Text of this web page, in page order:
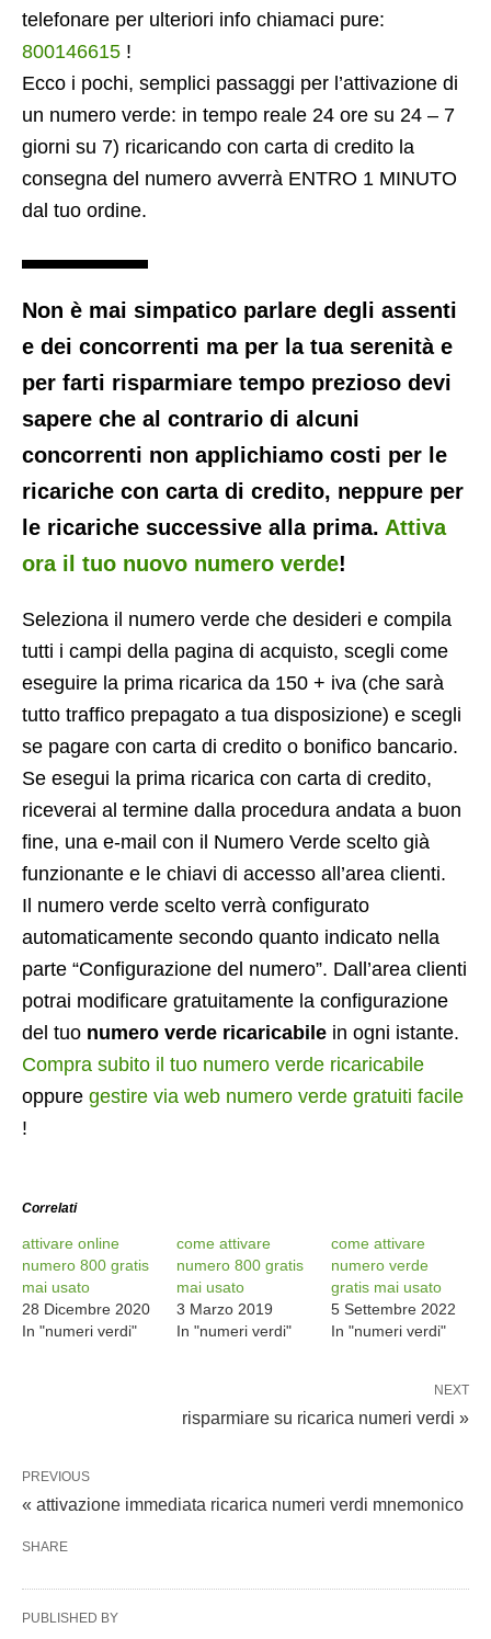
telefonare per ulteriori info chiamaci pure:
800146615 !
Ecco i pochi, semplici passaggi per l’attivazione di
un numero verde: in tempo reale 24 ore su 24 – 7
giorni su 7) ricaricando con carta di credito la
consegna del numero avverrà ENTRO 1 MINUTO
dal tuo ordine.
Non è mai simpatico parlare degli assenti
e dei concorrenti ma per la tua serenità e
per farti risparmiare tempo prezioso devi
sapere che al contrario di alcuni
concorrenti non applichiamo costi per le
ricariche con carta di credito, neppure per
le ricariche successive alla prima. Attiva
ora il tuo nuovo numero verde!
Seleziona il numero verde che desideri e compila
tutti i campi della pagina di acquisto, scegli come
eseguire la prima ricarica da 150 + iva (che sarà
tutto traffico prepagato a tua disposizione) e scegli
se pagare con carta di credito o bonifico bancario.
Se esegui la prima ricarica con carta di credito,
riceverai al termine dalla procedura andata a buon
fine, una e-mail con il Numero Verde scelto già
funzionante e le chiavi di accesso all’area clienti.
Il numero verde scelto verrà configurato
automaticamente secondo quanto indicato nella
parte “Configurazione del numero”. Dall’area clienti
potrai modificare gratuitamente la configurazione
del tuo numero verde ricaricabile in ogni istante.
Compra subito il tuo numero verde ricaricabile
oppure gestire via web numero verde gratuiti facile
!
Correlati
attivare online
numero 800 gratis
mai usato
28 Dicembre 2020
In "numeri verdi"
come attivare
numero 800 gratis
mai usato
3 Marzo 2019
In "numeri verdi"
come attivare
numero verde
gratis mai usato
5 Settembre 2022
In "numeri verdi"
NEXT
risparmiare su ricarica numeri verdi »
PREVIOUS
« attivazione immediata ricarica numeri verdi mnemonico
SHARE
PUBLISHED BY